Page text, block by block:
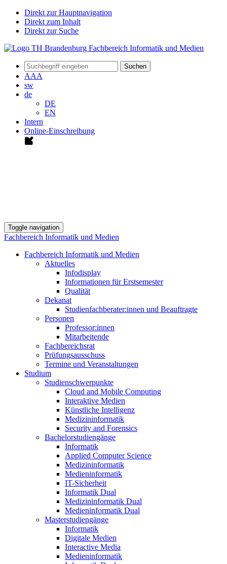
Direkt zur Hauptnavigation
Direkt zum Inhalt
Direkt zur Suche
Suchen
AAA
sw
de
DE
EN
Intern
Online-Einschreibung
Toggle navigation
Fachbereich Informatik und Medien
Fachbereich Informatik und Medien
Aktuelles
Infodisplay
Informationen für Erstsemester
Qualität
Dekanat
Studienfachberater:innen und Beauftragte
Personen
Professor:innen
Mitarbeitende
Fachbereichsrat
Prüfungsausschuss
Termine und Veranstaltungen
Studium
Studienschwerpunkte
Cloud and Mobile Computing
Interaktive Medien
Künstliche Intelligenz
Medizininformatik
Security and Forensics
Bachelorstudiengänge
Informatik
Applied Computer Science
Medizininformatik
Medieninformatik
IT-Sicherheit
Informatik Dual
Medizininformatik Dual
Medieninformatik Dual
Masterstudiengänge
Informatik
Digitale Medien
Interactive Media
Medieninformatik